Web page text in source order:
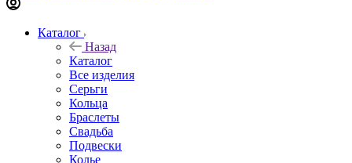
Каталог
Назад
Каталог
Все изделия
Серьги
Кольца
Браслеты
Свадьба
Подвески
Колье